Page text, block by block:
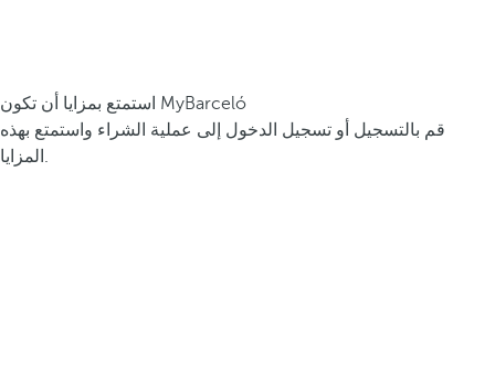
استمتع بمزايا أن تكون MyBarceló
قم بالتسجيل أو تسجيل الدخول إلى عملية الشراء واستمتع بهذه
المزايا.